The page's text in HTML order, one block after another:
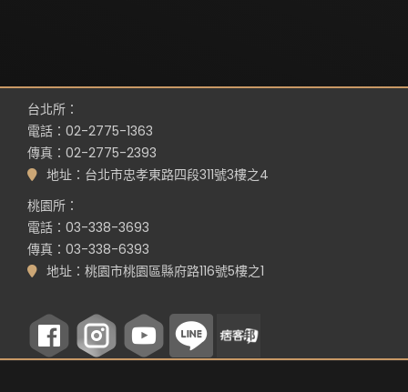
台北所：
電話：02-2775-1363
傳真：02-2775-2393
地址：台北市忠孝東路四段311號3樓之4
桃園所：
電話：03-338-3693
傳真：03-338-6393
地址：桃園市桃園區縣府路116號5樓之1